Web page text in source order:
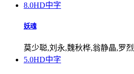
8.0HD中字
妖魂
莫少聪,刘永,魏秋桦,翁静晶,罗烈
5.0HD中字